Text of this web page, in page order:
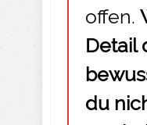
offen.
Detail
du